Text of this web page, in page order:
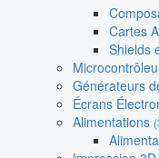
Cartes
Shields
Générateurs
Écrans
Alimentations